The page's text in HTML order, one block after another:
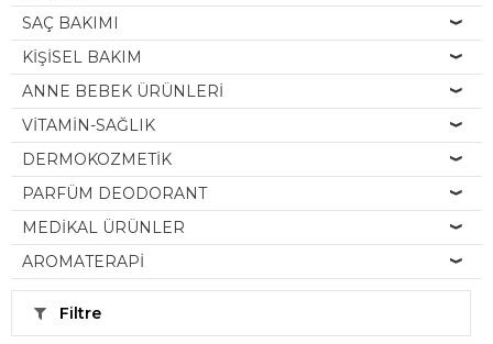
SAÇ BAKIMI
KİŞİSEL BAKIM
ANNE BEBEK ÜRÜNLERİ
VİTAMİN-SAĞLIK
DERMOKOZMETİK
PARFÜM DEODORANT
MEDİKAL ÜRÜNLER
AROMATERAPİ
Filtre